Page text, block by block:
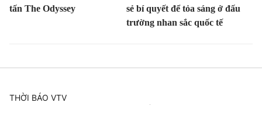
tấn The Odyssey
sẻ bí quyết để tỏa sáng ở đấu
trường nhan sắc quốc tế
THỜI BÁO VTV